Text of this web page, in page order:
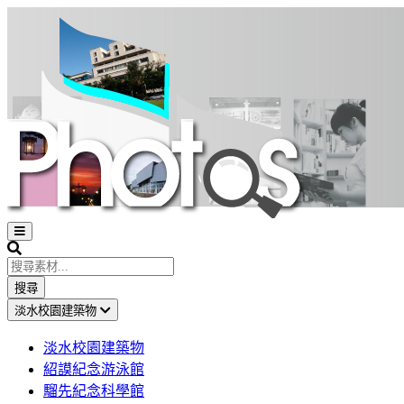
Open
sidebar
Search
搜尋
淡水校園建築物
淡水校園建築物
紹謨紀念游泳館
騮先紀念科學館